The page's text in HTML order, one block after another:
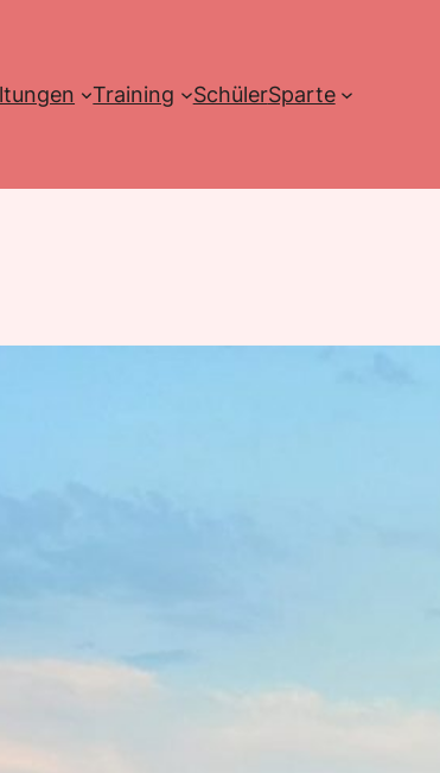
Training SchülerSparte